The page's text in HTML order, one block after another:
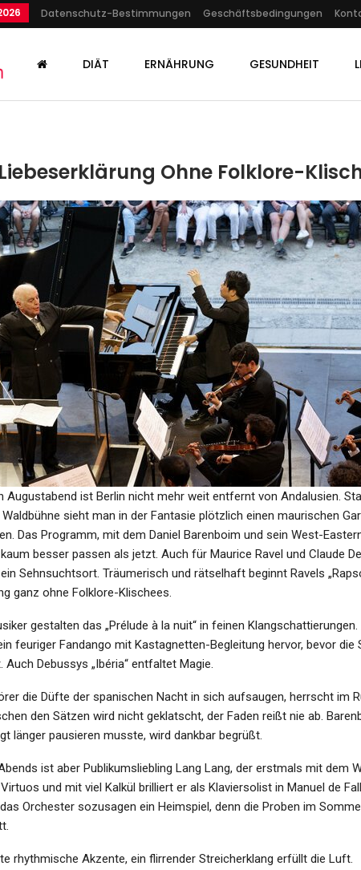
Datenschutz-Bestimmungen Geschäftsbedingungen
DIÄT ERNÄHRUNG GESUNDHEIT
Ohne Folklore-
Augustabend ist Berlin nicht mehr weit entfernt von Andalusien.
sieht man in der Fantasie plötzlich einen maurischen
Das Programm, mit dem Daniel Barenboim und sein West-
besser passen als jetzt. Auch für Maurice Ravel und Claude
Sehnsuchtsort. Träumerisch und rätselhaft beginnt Ravels
ganz ohne Folklore-Klischees.
gestalten das „Prélude à la nuit“ in feinen
feuriger Fandango mit Kastagnetten-Begleitung hervor, bevor die
Debussys „Ibéria“ entfaltet Magie.
die Düfte der spanischen Nacht in sich aufsaugen, herrscht im
den Sätzen wird nicht geklatscht, der Faden reißt nie ab.
länger pausieren musste, wird dankbar begrüßt.
ist aber Publikumsliebling Lang Lang, der erstmals mit dem
und mit viel Kalkül brilliert er als Klaviersolist in Manuel de
Orchester sozusagen ein Heimspiel, denn die Proben im
rhythmische Akzente, ein flirrender Streicherklang erfüllt die Luft.
SPORT
In Berlin: Fans
Dresden Und…
Nov 1, 2025
Hannover 96
Scheitert Im
Achtelfinale
Jan 19, 2022
GESUNDHEIT
Kommt Von
Tot
KULTUR
Viva Las Vegas An
Admin May 26,
SPORT
Köln Schlägt
Ausverkauften
Wochenende:
Admin Feb 5,
SPORT
Führung: